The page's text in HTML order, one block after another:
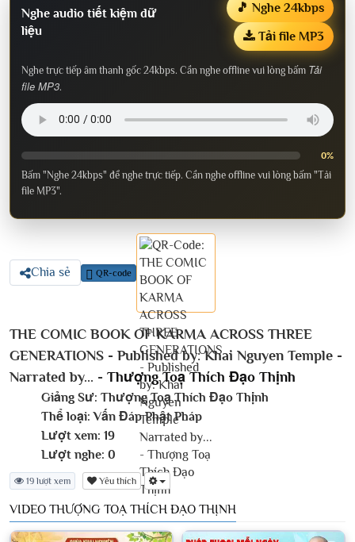
Nghe audio tiết kiệm dữ
liệu
🎵 Nghe 24kbps
Tải file MP3
Nghe trực tiếp âm thanh gốc 24kbps. Cần nghe offline vui lòng bấm Tải
file MP3.
0%
Bấm "Nghe 24kbps" để nghe trực tiếp. Cần nghe offline vui lòng bấm "Tải
file MP3".
Chia sẻ QR-code
THE COMIC BOOK OF KARMA ACROSS THREE
GENERATIONS - Published by: Khai Nguyen Temple -
Narrated by... - Thượng Toạ Thích Đạo Thịnh
Giảng Sư: Thượng Toạ Thích Đạo Thịnh
Thể loại: Vấn Đáp Phật Pháp
Lượt xem: 19
Lượt nghe: 0
19 lượt xem Yêu thích
VIDEO THƯỢNG TOẠ THÍCH ĐẠO THỊNH